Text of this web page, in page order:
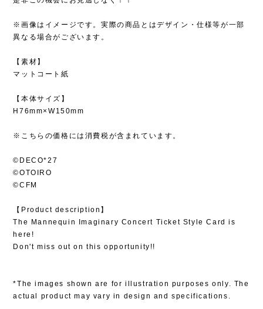
※画像はイメージです。実際の商品とはデザイン・仕様等が一部
異なる場合がございます。
【素材】
マットコート紙
【本体サイズ】
H76mm×W150mm
※こちらの価格には消費税が含まれています。
©DECO*27
©OTOIRO
©CFM
【Product description】
The Mannequin Imaginary Concert Ticket Style Card is
here!
Don't miss out on this opportunity!!
*The images shown are for illustration purposes only. The
actual product may vary in design and specifications.